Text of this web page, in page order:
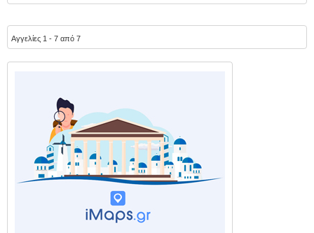
Αγγελίες 1 - 7 από 7